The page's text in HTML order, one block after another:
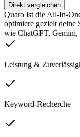
Direkt vergleichen
Quaro ist die All-In-
optimiere gezielt deine
wie ChatGPT,
Leistung &
Keyword-Recherche